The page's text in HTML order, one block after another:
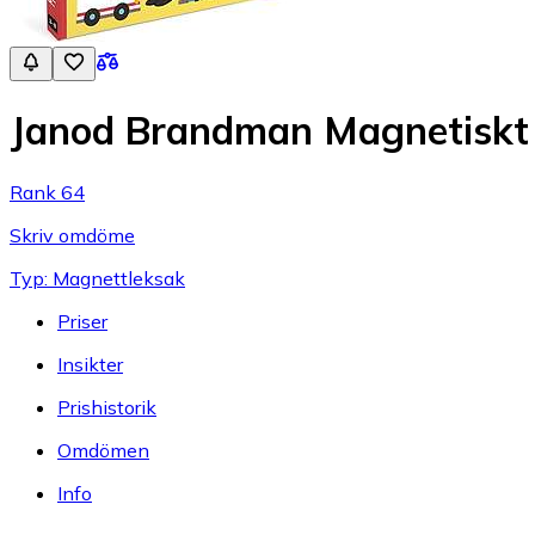
Janod Brandman
Rank 64
Skriv omdöme
Typ: Magnettleksak
Priser
Insikter
Prishistorik
Omdömen
Info